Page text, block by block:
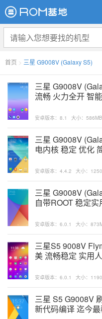
首页 > 三星 G9008V (Galaxy S5)
三星 G9008V
流畅 火力全开 智
安卓版本：8.1 大小：586MB
三星 G9008V
电内核 稳定 优化
安卓版本：4.4.2 大小：
三星 G9008V
自带ROOT 稳定
安卓版本：6.0.1 大小：
三星S5 9008V
美 流畅稳定 实用
安卓版本：6.0.1 大小：
三星 S5 G9008V
新代码编译 迄今